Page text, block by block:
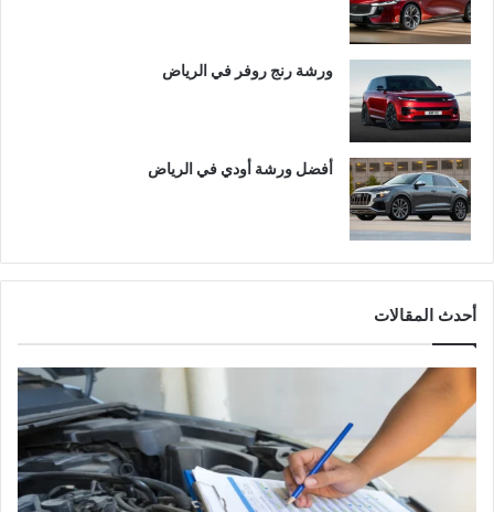
ورشة رنج روفر في الرياض
أفضل ورشة أودي في الرياض
أحدث المقالات